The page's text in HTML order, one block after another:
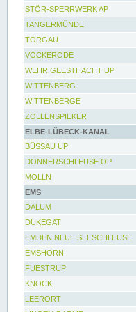
STÖR-SPERRWERK AP
TANGERMÜNDE
TORGAU
VOCKERODE
WEHR GEESTHACHT UP
WITTENBERG
WITTENBERGE
ZOLLENSPIEKER
ELBE-LÜBECK-KANAL
BÜSSAU UP
DONNERSCHLEUSE OP
MÖLLN
EMS
DALUM
DUKEGAT
EMDEN NEUE SEESCHLEUSE
EMSHÖRN
FUESTRUP
KNOCK
LEERORT